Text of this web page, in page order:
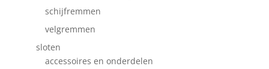
schijfremmen
velgremmen
sloten
accessoires en onderdelen